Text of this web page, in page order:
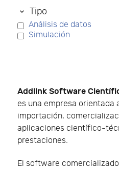
Tipo
Análisis de datos
Simulación
Addlink Software
es una empresa orientada
importación,
aplicaciones científico-
prestaciones.
El software